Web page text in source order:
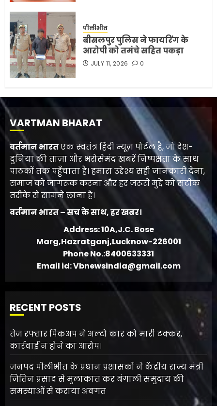
पीलीभीत
बीसलपुर पुलिस ने फायरिंग के
आरोपी को तमंचे सहित पकड़ा
JULY 11, 2026 0
VARTMAN BHARAT
वर्तमान भारतएक स्वतंत्र हिंदी न्यूज़ पोर्टल है, जो देश-
दुनिया की ताज़ा और भरोसेमंद खबरें निष्पक्षता के साथ
पाठकों तक पहुँचाता है। हमारा उद्देश्य सही जानकारी देना,
समाज को जागरूक करना और हर ज़रूरी मुद्दे को सटीक
तरीके से सामने लाना है।
वर्तमान भारत – सच के साथ, हर खबर।
Address: 10A,J.C. Bose
Marg,Hazratganj,Lucknow-226001
Phone No.:8400633331
Email id: Vbnewsindia@gmail.com
RECENT POSTS
तेज रफ्तार पिकअप ने अल्टो कार को मारी टक्कर,
कार्रवाई न होने का आरोप।
जनपद पीलीभीत के प्रधान प्रशासकों ने केंद्रीय राज्य मंत्री
जितिन प्रसाद से मुलाकात कर बंगाली समुदाय की
समस्याओं से कराया अवगत